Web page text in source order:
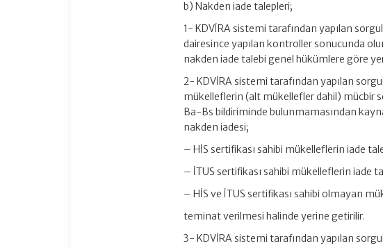
b) Nakden iade talepleri;
1- KDVİRA sistemi tarafından yapılan
dairesince yapılan kontroller sonucunda
nakden iade talebi genel hükümlere göre
2- KDVİRA sistemi tarafından yapılan
mükelleflerin (alt mükellefler dahil) mücbir
Ba-Bs bildiriminde bulunmamasından
nakden iadesi;
– HİS sertifikası sahibi mükelleflerin iade
– İTUS sertifikası sahibi mükelleflerin iade
– HİS ve İTUS sertifikası sahibi olmayan
teminat verilmesi halinde yerine getirilir.
3- KDVİRA sistemi tarafından yapılan